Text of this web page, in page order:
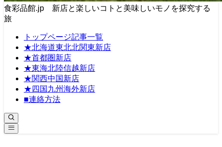
食彩品館.jp 新店と楽しいコトと美味しいモノを探究する
旅
トップページ記事一覧
★北海道東北北関東新店
★首都圏新店
★東海北陸信越新店
★関西中国新店
★四国九州海外新店
■連絡方法